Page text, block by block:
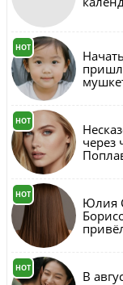
HOT
HOT
через
HOT
Юлия
HOT
В